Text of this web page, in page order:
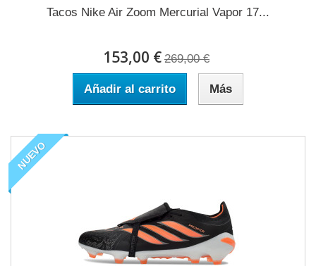
Tacos Nike Air Zoom Mercurial Vapor 17...
153,00 € 269,00 €
Añadir al carrito Más
NUEVO